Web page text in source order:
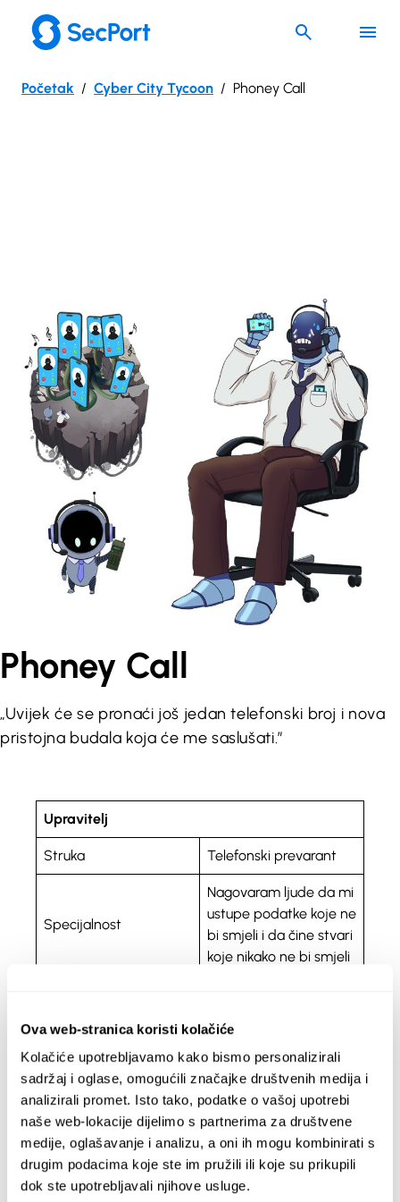
Ova web-stranica koristi kolačiće
Kolačiće upotrebljavamo kako bismo personalizirali
sadržaj i oglase, omogućili značajke društvenih medija i
analizirali promet. Isto tako, podatke o vašoj upotrebi
naše web-lokacije dijelimo s partnerima za društvene
medije, oglašavanje i analizu, a oni ih mogu kombinirati s
drugim podacima koje ste im pružili ili koje su prikupili
dok ste upotrebljavali njihove usluge.
sadržaja
Početak Cyber City Tycoon Phoney Call
Phoney Call
„Uvijek će se pronaći još jedan telefonski broj i nova
pristojna budala koja će me saslušati.”
Upravitelj
Struka Telefonski prevarant
Specijalnost
Nagovaram ljude da mi
ustupe podatke koje ne
bi smjeli i da čine stvari
koje nikako ne bi smjeli
Tvornica
Naziv tvornice Pozivni centar
Glavna svrha tvornice
Prijevare putem
telefona